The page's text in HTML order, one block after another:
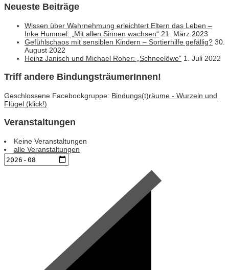
Neueste Beiträge
Wissen über Wahrnehmung erleichtert Eltern das Leben –
Inke Hummel: „Mit allen Sinnen wachsen“ 21. März 2023
Gefühlschaos mit sensiblen Kindern – Sortierhilfe gefällig? 30.
August 2022
Heinz Janisch und Michael Roher: „Schneelöwe“ 1. Juli 2022
Triff andere BindungsträumerInnen!
Geschlossene Facebookgruppe: Bindungs(t)räume - Wurzeln und
Flügel (klick!)
Veranstaltungen
Keine Veranstaltungen
alle Veranstaltungen